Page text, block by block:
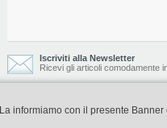
Iscriviti alla Newsletter
Ricevi gli articoli comodamente
Booking Blog è realizzato e curato da
La informiamo con il presente